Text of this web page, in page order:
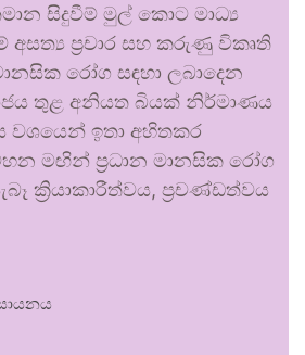
සිදුවීම් මුල් කොට මාධ්‍ය
ප්‍රචාර සහ කරුණු විකෘති
රෝග සඳහා ලබාදෙන
තුළ අනියත බියක් නිර්මාණය
වශයෙන් ඉතා අහිතකර
මඟින් ප්‍රධාන මානසික රෝග
ක්‍රියාකාරීත්වය, ප්‍රචණ්ඩත්වය